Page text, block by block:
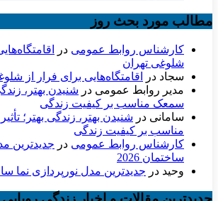
مطالب مورد بحث روز
کارشناس روابط عمومی در
شلوغی تهران
سجاد در
اقامتگاه‌هایی برای فرار از
مدیر روابط عمومی در شنیدن بهتر،
سمعک مناسب بر کیفیت زندگی
سامانی در شنیدن بهتر، زندگی بهتر؛
مناسب بر کیفیت زندگی
کارشناس روابط عمومی در جدیدترین
ساختمان 2026
وحید در جدیدترین مدل نورپردازی نما